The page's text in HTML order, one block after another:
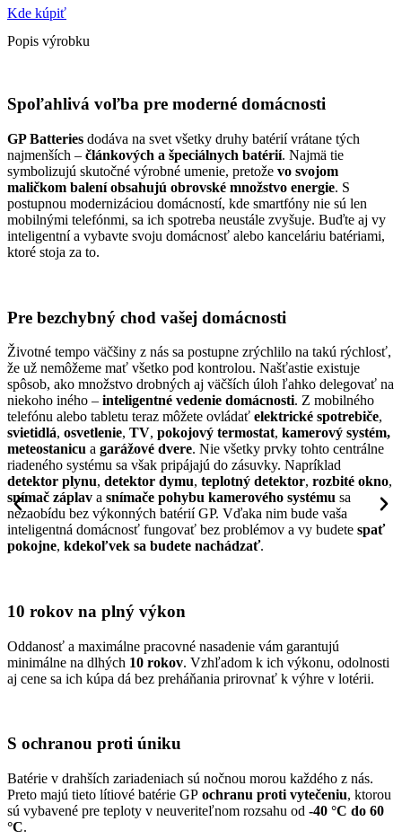
Kde kúpiť
Popis výrobku
Spoľahlivá voľba pre moderné domácnosti
GP Batteries dodáva na svet všetky druhy batérií vrátane tých
najmenších – článkových a špeciálnych batérií. Najmä tie
symbolizujú skutočné výrobné umenie, pretože vo svojom
maličkom balení obsahujú obrovské množstvo energie. S
postupnou modernizáciou domácností, kde smartfóny nie sú len
mobilnými telefónmi, sa ich spotreba neustále zvyšuje. Buďte aj vy
inteligentní a vybavte svoju domácnosť alebo kanceláriu batériami,
ktoré stoja za to.
Pre bezchybný chod vašej domácnosti
Životné tempo väčšiny z nás sa postupne zrýchlilo na takú rýchlosť,
že už nemôžeme mať všetko pod kontrolou. Našťastie existuje
spôsob, ako množstvo drobných aj väčších úloh ľahko delegovať na
niekoho iného – inteligentné vedenie domácnosti. Z mobilného
telefónu alebo tabletu teraz môžete ovládať elektrické spotrebiče,
svietidlá, osvetlenie, TV, pokojový termostat, kamerový systém,
meteostanicu a garážové dvere. Nie všetky prvky tohto centrálne
riadeného systému sa však pripájajú do zásuvky. Napríklad
detektor plynu, detektor dymu, teplotný detektor, rozbité okno,
snímač záplav a snímače pohybu kamerového systému sa
nezaobídu bez výkonných batérií GP. Vďaka nim bude vaša
inteligentná domácnosť fungovať bez problémov a vy budete spať
pokojne, kdekoľvek sa budete nachádzať.
10 rokov na plný výkon
Oddanosť a maximálne pracovné nasadenie vám garantujú
minimálne na dlhých 10 rokov. Vzhľadom k ich výkonu, odolnosti
aj cene sa ich kúpa dá bez preháňania prirovnať k výhre v lotérii.
S ochranou proti úniku
Batérie v drahších zariadeniach sú nočnou morou každého z nás.
Preto majú tieto lítiové batérie GP ochranu proti vytečeniu, ktorou
sú vybavené pre teploty v neuveriteľnom rozsahu od -40 °C do 60
°C.